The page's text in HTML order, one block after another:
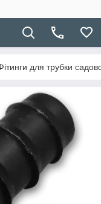
для трубки